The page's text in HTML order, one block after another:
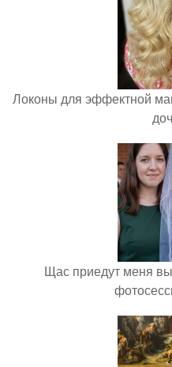
Локоны для эффектной
Щас приедут меня